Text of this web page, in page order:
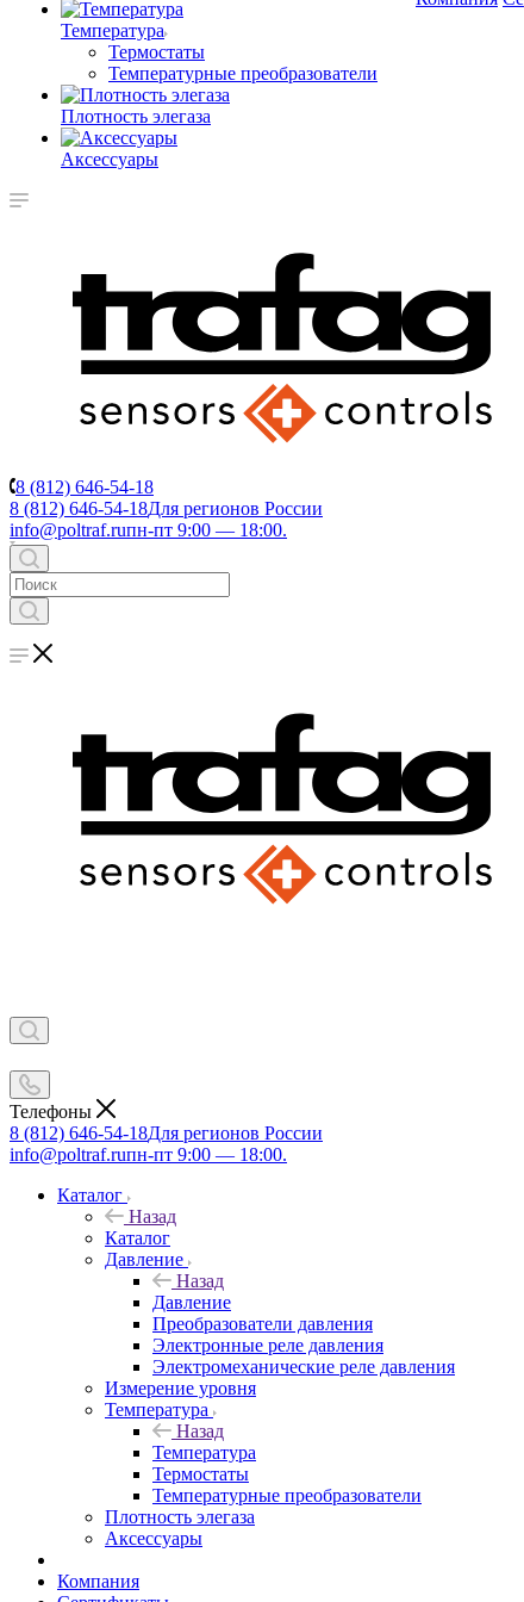
Температура
Термостаты
Температурные преобразователи
Плотность элегаза
Аксессуары
8 (812) 646-54-18
8 (812) 646-54-18Для регионов России
info@poltraf.ruпн-пт 9:00 — 18:00.
Телефоны
8 (812) 646-54-18Для регионов России
info@poltraf.ruпн-пт 9:00 — 18:00.
Каталог
Назад
Каталог
Давление
Назад
Давление
Преобразователи давления
Электронные реле давления
Электромеханические реле давления
Измерение уровня
Температура
Назад
Температура
Термостаты
Температурные преобразователи
Плотность элегаза
Аксессуары
Компания